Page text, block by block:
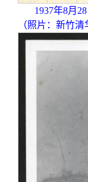
1937年8月
（照片：新竹清